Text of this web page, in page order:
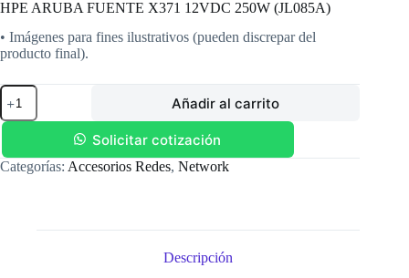
HPE ARUBA FUENTE X371 12VDC 250W (JL085A)
• Imágenes para fines ilustrativos (pueden discrepar del
producto final).
HPE
ARUBA
FUENTE
12VDC
250W
Añadir al carrito
Solicitar cotización
Categorías: Accesorios Redes, Network
Descripción